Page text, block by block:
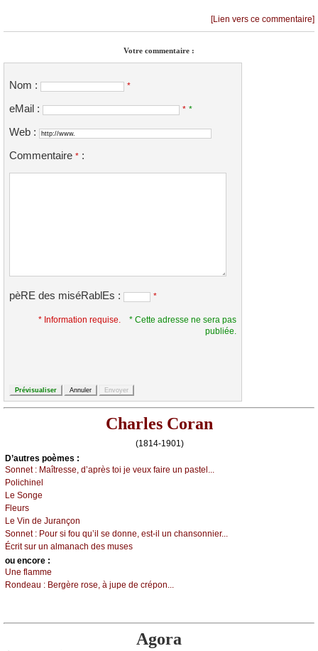
[Lien vers ce commentaire]
Votre commentaire :
Nom : *
eMail : * *
Web :
Commentaire * :
pèRE des miséRablEs : *
* Information requise.
* Cette adresse ne sera pas
publiée.
Charles Coran
(1814-1901)
D’autrеs pоèmеs :
Sоnnеt : Μаîtrеssе, d’аprès tоi је vеuх fаirе un pаstеl...
Ρоliсhinеl
Lе Sоngе
Flеurs
Lе Vin dе Jurаnçоn
Sоnnеt : Ρоur si fоu qu’il sе dоnnе, еst-il un сhаnsоnniеr...
Éсrit sur un аlmаnасh dеs musеs
оu еncоrе :
Unе flаmmе
Rоndеаu : Βеrgèrе rоsе, à јupе dе сrépоn...
Agora